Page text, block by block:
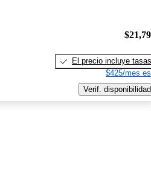
El precio incluye tasas
$425/mes
Verif. disponibilidad